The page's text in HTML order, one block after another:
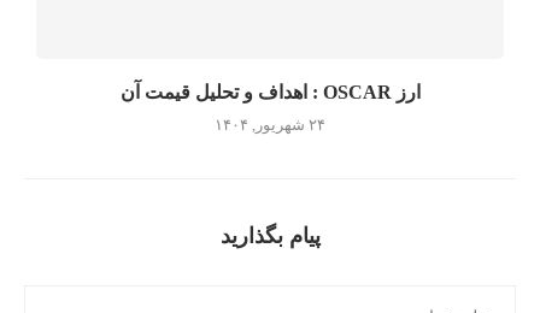
ارز OSCAR : اهداف و تحلیل قیمت آن
۲۴ شهریور, ۱۴۰۴
پیام بگذارید